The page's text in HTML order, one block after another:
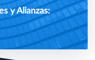
y Alianzas: